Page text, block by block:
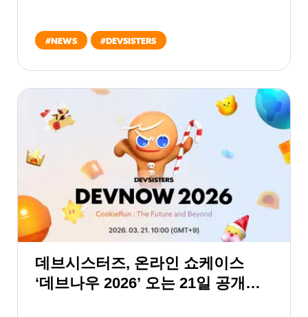
#NEWS #DEVSISTERS
데브시스터즈, 온라인 쇼케이스
‘데브나우 2026’ 오는 21일 공개…